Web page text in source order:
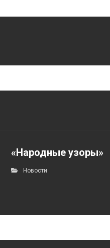
«Народные узоры»
Новости